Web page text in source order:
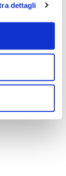
dettagli